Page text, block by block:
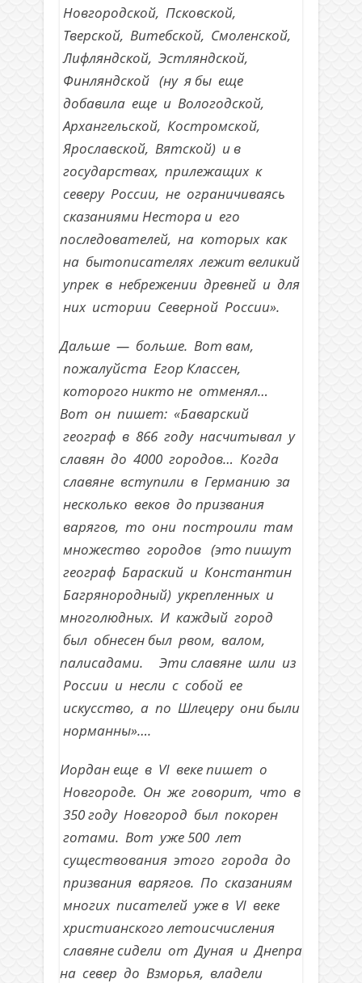
Новгородской, Псковской,
Тверской, Витебской, Смоленской,
Лифляндской, Эстляндской,
Финляндской (ну я бы еще
добавила еще и Вологодской,
Архангельской, Костромской,
Ярославской, Вятской) и в
государствах, прилежащих к
северу России, не ограничиваясь
сказаниями Нестора и его
последователей, на которых как
на бытописателях лежит великий
упрек в небрежении древней и для
них истории Северной России».
Дальше — больше. Вот вам,
пожалуйста Егор Классен,
которого никто не отменял…
Вот он пишет: «Баварский
географ в 866 году насчитывал у
славян до 4000 городов… Когда
славяне вступили в Германию за
несколько веков до призвания
варягов, то они построили там
множество городов (это пишут
географ Бараский и Константин
Багрянородный) укрепленных и
многолюдных. И каждый город
был обнесен был рвом, валом,
палисадами. Эти славяне шли из
России и несли с собой ее
искусство, а по Шлецеру они были
норманны»….
Иордан еще в VI веке пишет о
Новгороде. Он же говорит, что в
350 году Новгород был покорен
готами. Вот уже 500 лет
существования этого города до
призвания варягов. По сказаниям
многих писателей уже в VI веке
христианского летоисчисления
славяне сидели от Дуная и Днепра
на север до Взморья, владели